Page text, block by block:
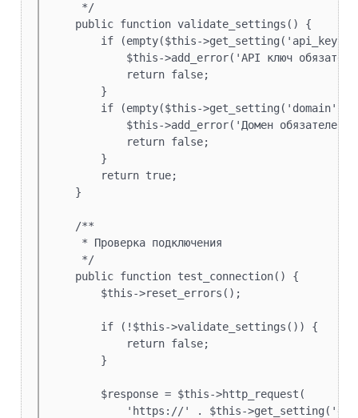
     */
    public function validate_settings() {
if (empty($this-
$this->add_error('API ключ
            return false;
        }
if (empty($this-
$this->add_error('Домен
            return false;
        }
        return true;
    }
    /**
     * Проверка подключения
     */
    public function test_connection() {
        $this->reset_errors();
        if (!$this->validate_settings()) {
            return false;
        }
        $response = $this->http_request(
'https://' . $this-